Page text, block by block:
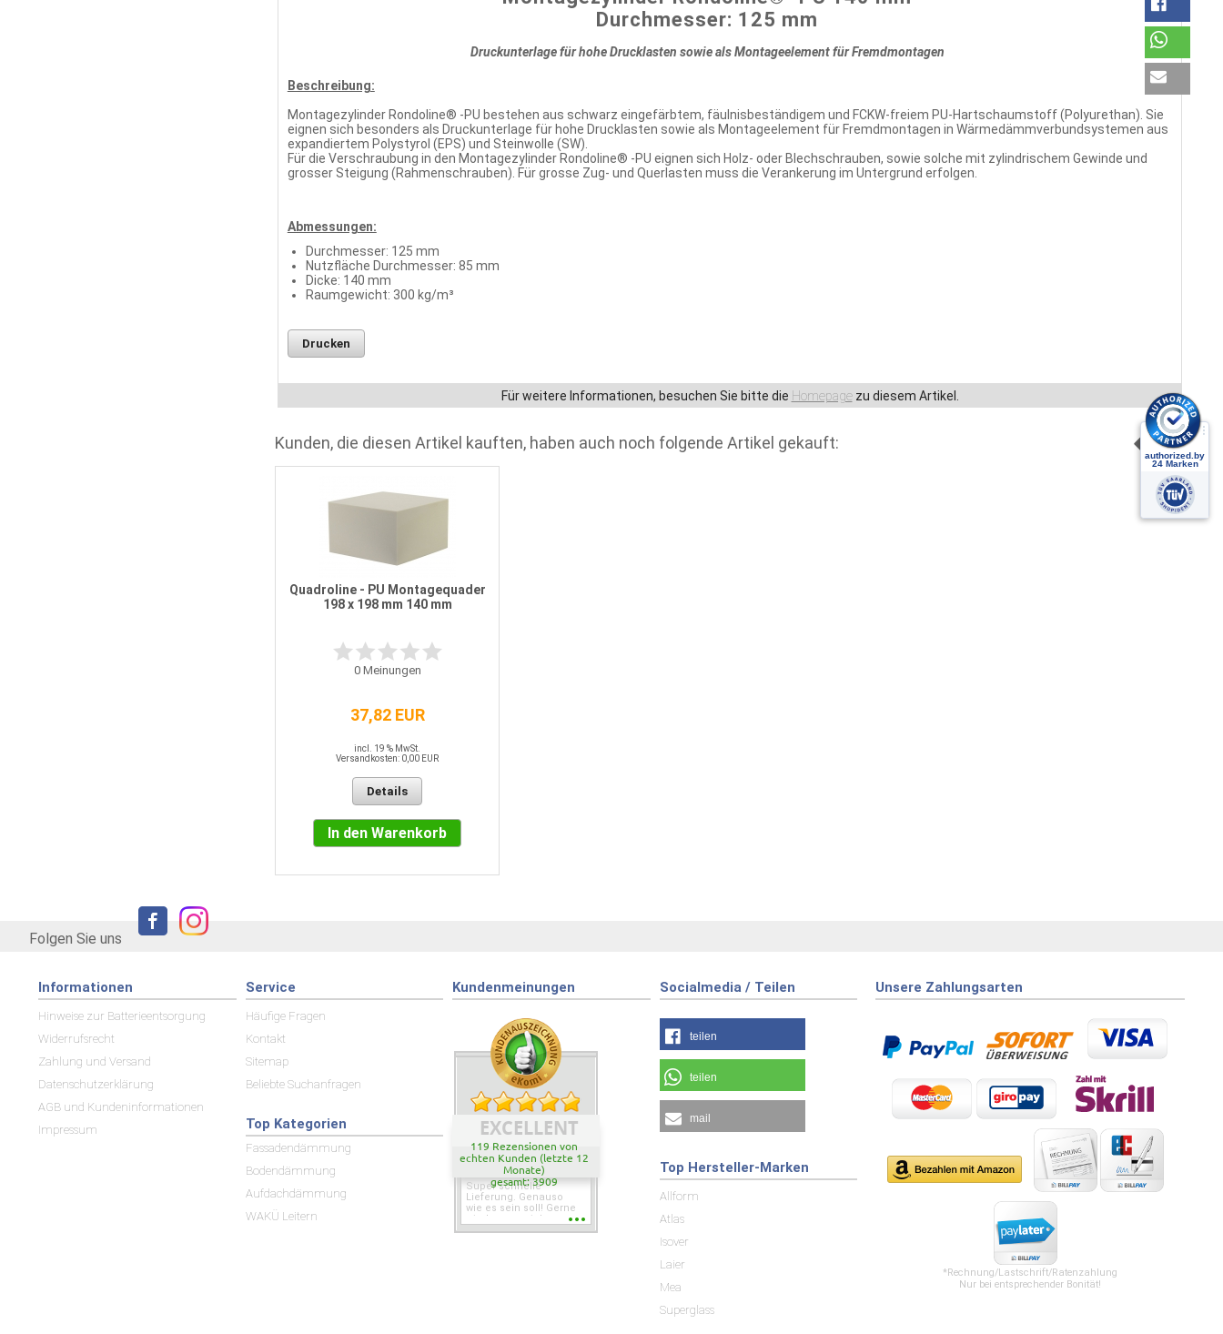
Durchmesser: 125 mm
Druckunterlage für hohe Drucklasten sowie als Montageelement für Fremdmontagen
Beschreibung:
Montagezylinder Rondoline® -PU bestehen aus schwarz eingefärbtem, fäulnisbeständigem und FCKW-freiem PU-Hartschaumstoff (Polyurethan). Sie
eignen sich besonders als Druckunterlage für hohe Drucklasten sowie als Montageelement für Fremdmontagen in Wärmedämmverbundsystemen aus
expandiertem Polystyrol (EPS) und Steinwolle (SW).
Für die Verschraubung in den Montagezylinder Rondoline® -PU eignen sich Holz- oder Blechschrauben, sowie solche mit zylindrischem Gewinde und
grosser Steigung (Rahmenschrauben). Für grosse Zug- und Querlasten muss die Verankerung im Untergrund erfolgen.
Abmessungen:
Durchmesser: 125 mm
Nutzfläche Durchmesser: 85 mm
Dicke: 140 mm
Raumgewicht: 300 kg/m³
Drucken
Für weitere Informationen, besuchen Sie bitte die Homepagezu diesem Artikel.
Kunden, die diesen Artikel kauften, haben auch noch folgende Artikel gekauft:
Quadroline - PU Montagequader
198 x 198 mm 140 mm
0Meinungen
37,82 EUR
incl. 19 % MwSt.
Versandkosten: 0,00 EUR
Details
In den Warenkorb
Folgen Sie uns
Informationen
Hinweise zur Batterieentsorgung
Widerrufsrecht
Zahlung und Versand
Datenschutzerklärung
AGB und Kundeninformationen
Impressum
Service
Häufige Fragen
Kontakt
Sitemap
Beliebte Suchanfragen
Top Kategorien
Fassadendämmung
Bodendämmung
Aufdachdämmung
WAKÜ Leitern
Kundenmeinungen
EXCELLENT
119 Rezensionen von
echten Kunden (letzte 12
Monate)
gesamt: 3909
Super schnelle
Lieferung. Genauso
wie es sein soll! Gerne
wieder wenn ich was
Socialmedia / Teilen
teilen
teilen
mail
Unsere Zahlungsarten
*Rechnung/Lastschrift/Ratenzahlung
Nur bei entsprechender Bonität!
Top Hersteller-Marken
Allform
Atlas
Isover
Laier
Mea
Superglass